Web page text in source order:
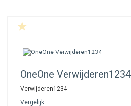
OneOne Verwijderen1234
Verwijderen1234
Vergelijk